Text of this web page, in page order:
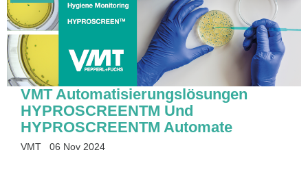
VMT Automatisierungslösungen
HYPROSCREENTM Und
HYPROSCREENTM Automate
VMT 06 Nov 2024